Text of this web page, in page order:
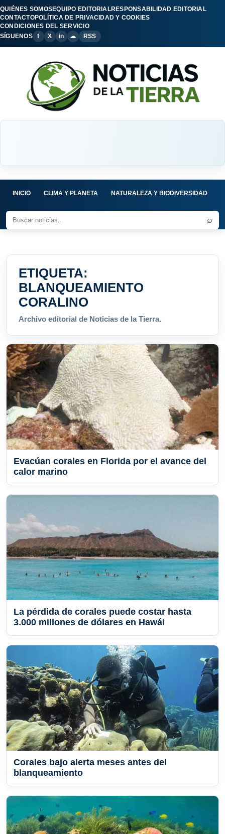
QUIÉNES SOMOSEQUIPO EDITORIALRESPONSABILIDAD EDITORIAL
CONTACTOPOLÍTICA DE PRIVACIDAD Y COOKIES
CONDICIONES DEL SERVICIO
SÍGUENOS
f X in ☁ RSS
INICIO CLIMA Y PLANETA NATURALEZA Y BIODIVERSIDAD
⌕
ETIQUETA:
BLANQUEAMIENTO
CORALINO
Archivo editorial de Noticias de la Tierra.
Evacúan corales en Florida por el avance del
calor marino
La pérdida de corales puede costar hasta
3.000 millones de dólares en Hawái
Corales bajo alerta meses antes del
blanqueamiento